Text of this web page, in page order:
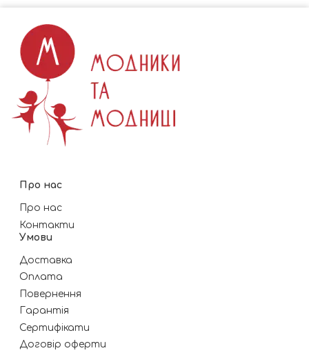
Про нас
Про нас
Контакти
Умови
Доставка
Оплата
Повернення
Гарантія
Сертифікати
Договір оферти